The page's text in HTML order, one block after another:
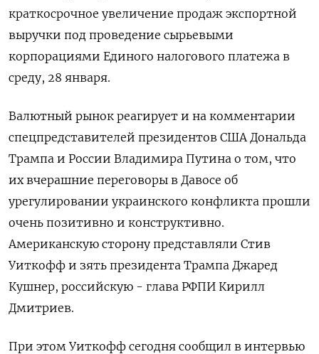
краткосрочное увеличение продаж экспортной
выручки под проведение сырьевыми
корпорациями Единого ‌налогового платежа в
среду, 28 января.
Валютный рынок реагирует и на комментарии
спецпредставителей президентов США Дональда
Трампа и России Владимира Путина о том, что
их вчерашние переговоры в Давосе об
урегулировании украинского конфликта прошли
очень позитивно и конструктивно.
Американскую сторону представляли Стив
Уиткофф и зять президента Трампа Джаред
Кушнер, российскую - глава РФПИ Кирилл
Дмитриев.
При этом Уиткофф сегодня сообщил в интервью